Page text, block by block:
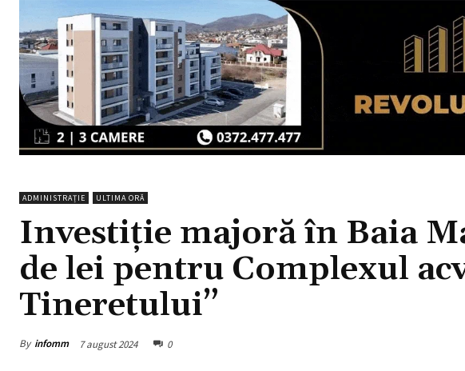
ADMINISTRAȚIE ULTIMA ORĂ
Investiție majoră în Baia
de lei pentru Complexul
Tineretului”
By infomm 7 august 2024 0